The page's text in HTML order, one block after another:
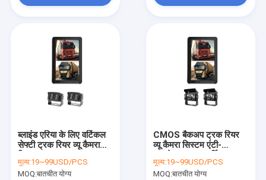
ब्लाइंड एरिया के लिए वर्टिकल
सेफ्टी ट्रक रियर व्यू कैमरा
मूल्य:19~99USD/PCS
MOQ:बातचीत योग्य
CMOS बैकअप ट्रक रियर
व्यू कैमरा सिस्टम एंटी-
मॉनिटर्स के साथ
मूल्य:19~99USD/PCS
MOQ:बातचीत योग्य